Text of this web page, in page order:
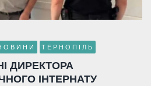
ТЕРНОПІЛЬ
ДИРЕКТОРА
ІНТЕРНАТУ